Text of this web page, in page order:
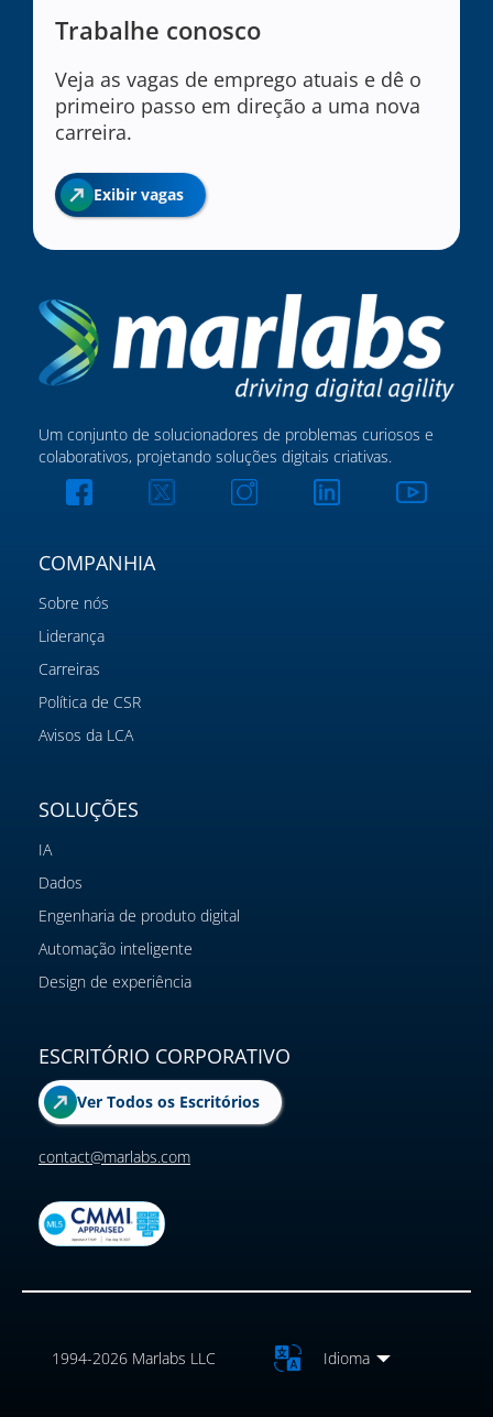
Trabalhe conosco
Veja as vagas de emprego atuais e dê o
primeiro passo em direção a uma nova
carreira.
Exibir vagas
Um conjunto de solucionadores de problemas curiosos e
colaborativos, projetando soluções digitais criativas.
COMPANHIA
Sobre nós
Liderança
Carreiras
Política de CSR
Avisos da LCA
SOLUÇÕES
IA
Dados
Engenharia de produto digital
Automação inteligente
Design de experiência
ESCRITÓRIO CORPORATIVO
Ver Todos os Escritórios
contact@marlabs.com
1994-2026 Marlabs LLC Idioma